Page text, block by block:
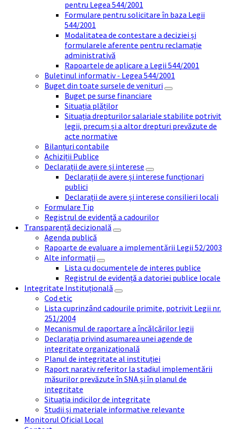
pentru Legea 544/2001
Formulare pentru solicitare în baza Legii
544/2001
Modalitatea de contestare a deciziei și
formularele aferente pentru reclamație
administrativă
Rapoartele de aplicare a Legii 544/2001
Buletinul informativ - Legea 544/2001
Buget din toate sursele de venituri
Buget pe surse financiare
Situația plăților
Situația drepturilor salariale stabilite potrivit
legii, precum și a altor drepturi prevăzute de
acte normative
Bilanțuri contabile
Achiziții Publice
Declarații de avere și interese
Declarații de avere și interese funcționari
publici
Declarații de avere și interese consilieri locali
Formulare Tip
Registrul de evidență a cadourilor
Transparență decizională
Agenda publică
Rapoarte de evaluare a implementării Legii 52/2003
Alte informații
Lista cu documentele de interes publice
Registrul de evidență a datoriei publice locale
Integritate Instituțională
Cod etic
Lista cuprinzând cadourile primite, potrivit Legii nr.
251/2004
Mecanismul de raportare a încălcărilor legii
Declarația privind asumarea unei agende de
integritate organizațională
Planul de integritate al instituției
Raport narativ referitor la stadiul implementării
măsurilor prevăzute în SNA și în planul de
integritate
Situația indicilor de integritate
Studii și materiale informative relevante
Monitorul Oficial Local